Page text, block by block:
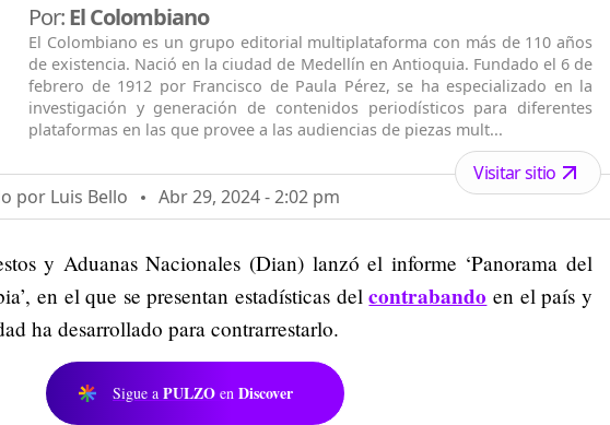
Por:El Colombiano
El Colombiano es un grupo editorial multiplataforma con más de 110 años
de existencia. Nació en la ciudad de Medellín en Antioquia. Fundado el 6 de
febrero de 1912 por Francisco de Paula Pérez, se ha especializado en la
investigación y generación de contenidos periodísticos para diferentes
plataformas en las que provee a las audiencias de piezas mult...
por Luis Bello Abr 29, 2024 - 2:02 pm
Visitar sitio
y Aduanas Nacionales (Dian) lanzó el informe ‘Panorama del
en el que se presentan estadísticas delcontrabando en el país y
ha desarrollado para contrarrestarlo.
Sigue a PULZO en Discover